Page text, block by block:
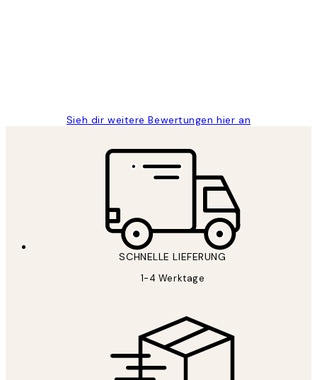
Sieh dir weitere Bewertungen hier an
SCHNELLE LIEFERUNG
1-4 Werktage